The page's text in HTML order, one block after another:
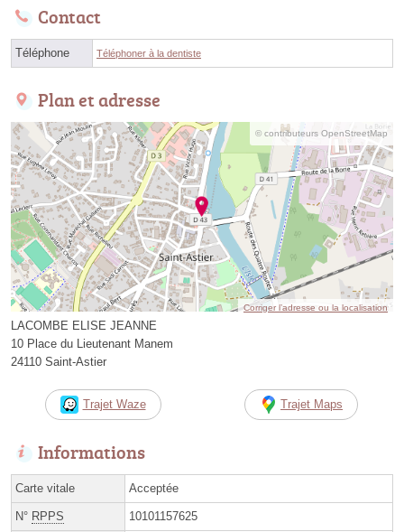
Contact
Téléphone Téléphoner à la dentiste
Plan et adresse
© contributeurs OpenStreetMap
Corriger l’adresse ou la localisation
LACOMBE ELISE JEANNE
10 Place du Lieutenant Manem
24110 Saint-Astier
Trajet Waze Trajet Maps
Informations
Carte vitale Acceptée
N° RPPS 10101157625